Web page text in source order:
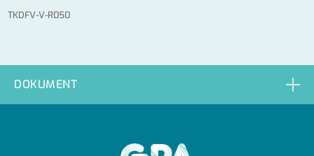
TKDFV-V-R050
DOKUMENT